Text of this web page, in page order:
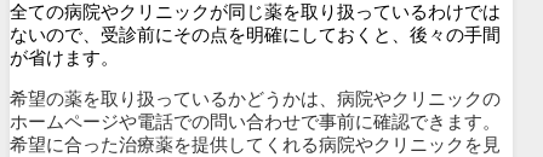
全ての病院やクリニックが同じ薬を取り扱っているわけでは
ないので、受診前にその点を明確にしておくと、後々の手間
が省けます。
希望の薬を取り扱っているかどうかは、病院やクリニックの
ホームページや電話での問い合わせで事前に確認できます。
希望に合った治療薬を提供してくれる病院やクリニックを見